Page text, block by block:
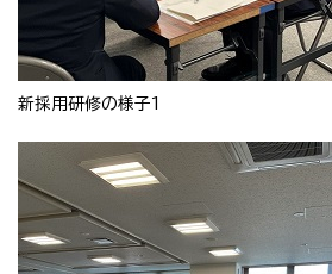
新採用研修の様子1